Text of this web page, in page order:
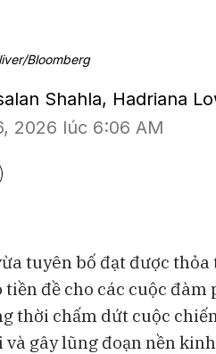
Bloomberg
Shahla, Hadriana
2026 lúc 6:06 AM
tuyên bố đạt được
tiền đề cho các cuộc
thời chấm dứt cuộc
gây lũng đoạn nền
BAM Studios
Bong bóng AI có thể
ngoại khỏi Việt Nam